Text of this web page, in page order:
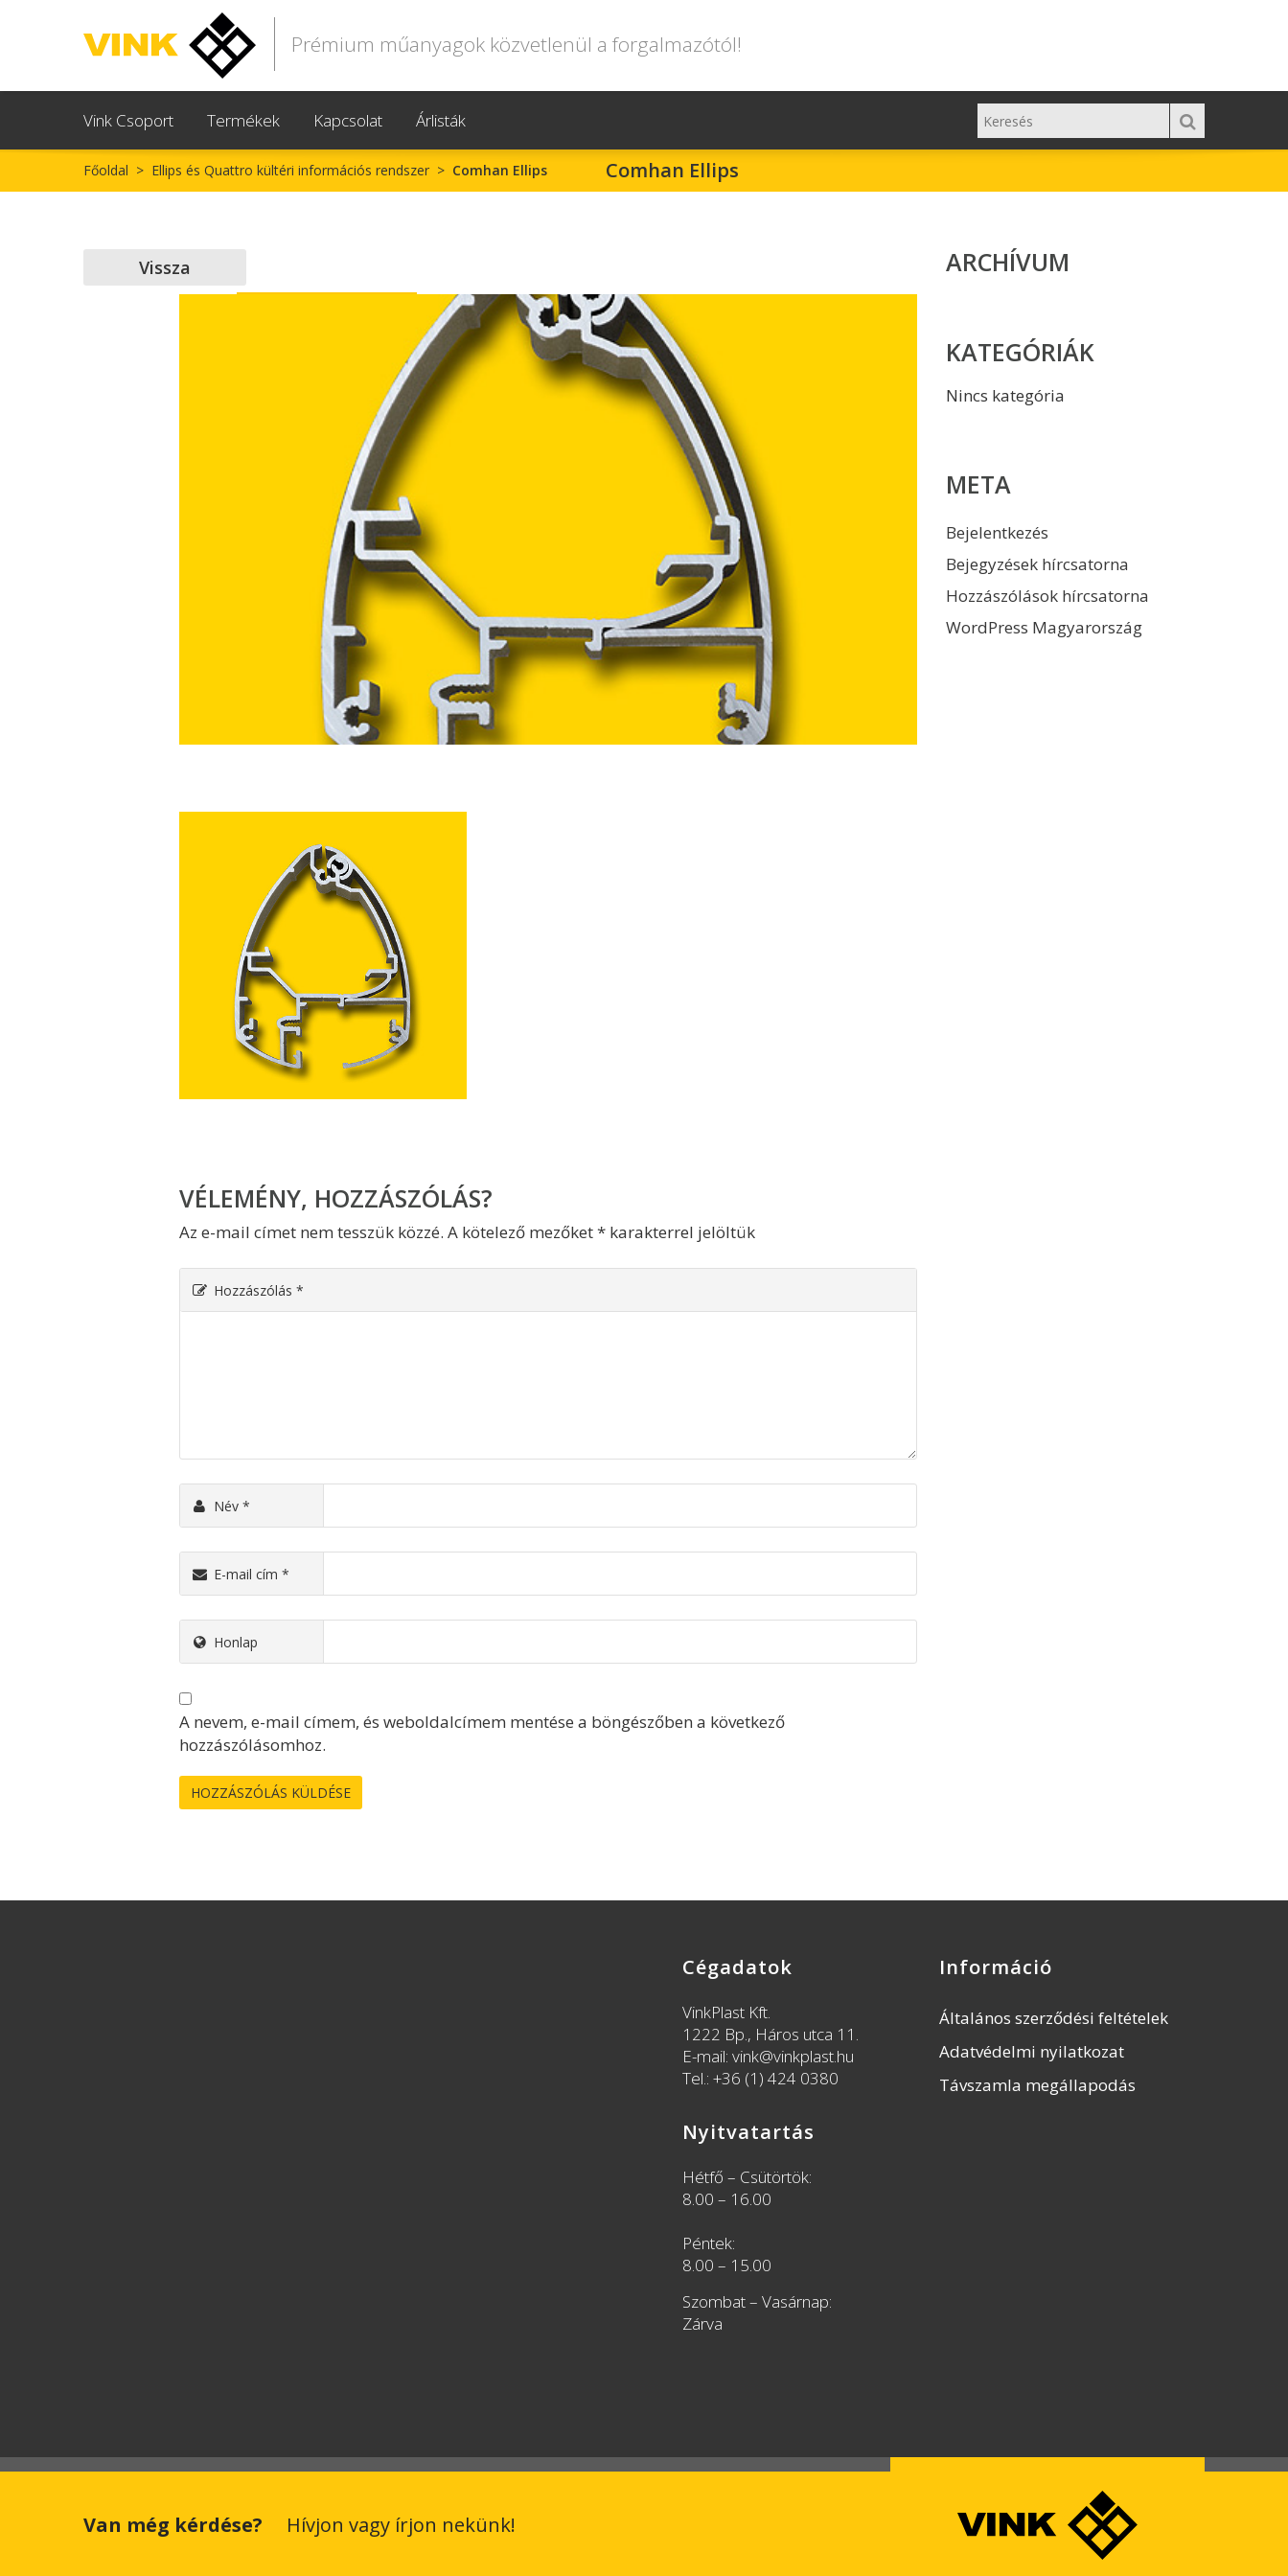
Prémium műanyagok közvetlenül a forgalmazótól!
Vink Csoport Termékek Kapcsolat Árlisták
Főoldal > Ellips és Quattro kültéri információs rendszer > Comhan Ellips Comhan Ellips
Vissza
VÉLEMÉNY, HOZZÁSZÓLÁS?
Az e-mail címet nem tesszük közzé. A kötelező mezőket* karakterrel jelöltük
Hozzászólás *
Név *
E-mail cím *
Honlap
A nevem, e-mail címem, és weboldalcímem mentése a böngészőben a következő
hozzászólásomhoz.
ARCHÍVUM
KATEGÓRIÁK
Nincs kategória
META
Bejelentkezés
Bejegyzések hírcsatorna
Hozzászólások hírcsatorna
WordPress Magyarország
Cégadatok
VinkPlast Kft.
1222 Bp., Háros utca 11.
E-mail: vink@vinkplast.hu
Tel.: +36 (1) 424 0380
Nyitvatartás
Hétfő – Csütörtök:
8.00 – 16.00
Péntek:
8.00 – 15.00
Szombat – Vasárnap:
Zárva
Információ
Általános szerződési feltételek
Adatvédelmi nyilatkozat
Távszamla megállapodás
Van még kérdése? Hívjon vagy írjon nekünk!